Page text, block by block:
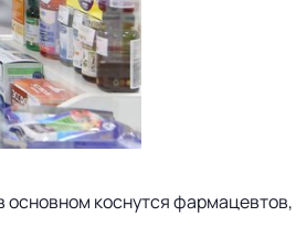
коснутся